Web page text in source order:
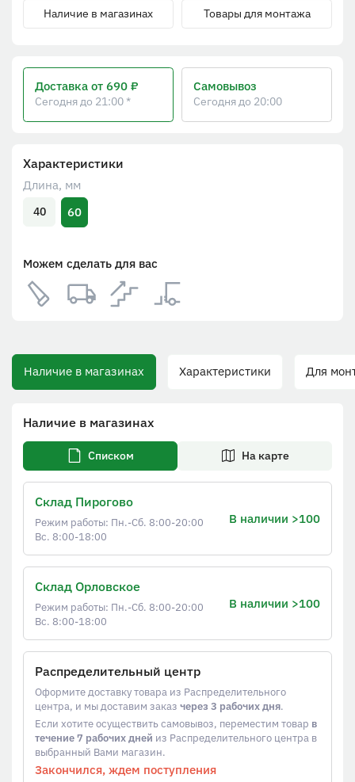
Характеристики
Длина, мм
40 60
Можем сделать для вас
Наличие в магазинах Товары для монтажа
Доставка от 690 ₽
Сегодня до 21:00 *
Самовывоз
Сегодня до 20:00
Наличие в магазинах Характеристики Для
Наличие в магазинах
Списком На карте
Склад Пирогово
Режим работы: Пн.-Сб. 8:00-20:00
Вс. 8:00-18:00
В наличии >100
Склад Орловское
Режим работы: Пн.-Сб. 8:00-20:00
Вс. 8:00-18:00
В наличии >100
Распределительный центр
Оформите доставку товара из Распределительного
центра, и мы доставим заказ через 3 рабочих дня.
Если хотите осуществить самовывоз, переместим товар в
течение 7 рабочих дней из Распределительного центра в
выбранный Вами магазин.
Закончился, ждем поступления